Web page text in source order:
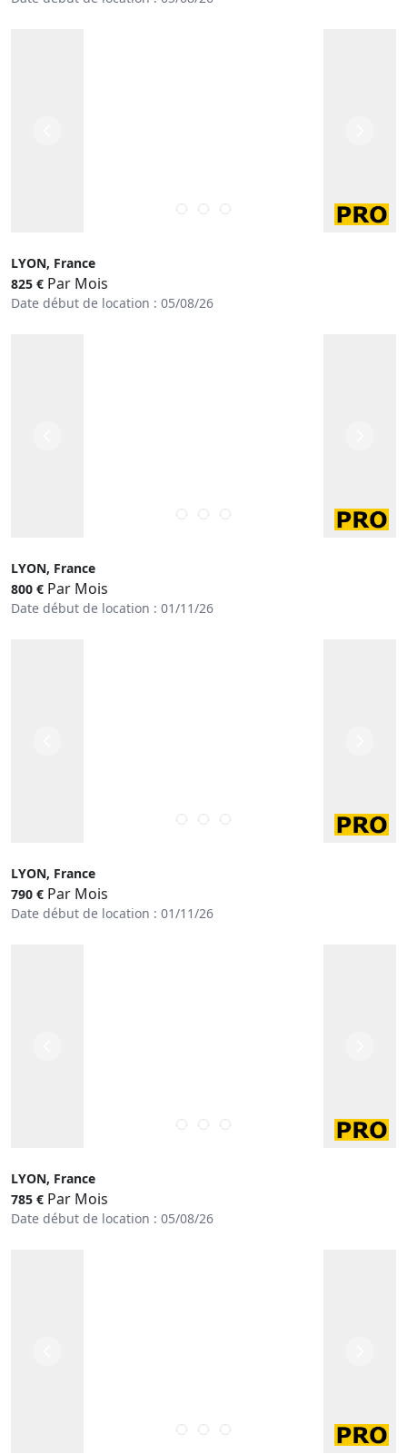
LYON, France
825 € Par Mois
Date début de location : 05/08/26
LYON, France
800 € Par Mois
Date début de location : 01/11/26
LYON, France
790 € Par Mois
Date début de location : 01/11/26
LYON, France
785 € Par Mois
Date début de location : 05/08/26